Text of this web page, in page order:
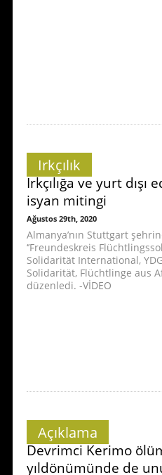
Irkçılık
Irkçılığa ve yurt dışı
isyan mitingi
Ağustos 29th, 2020
Almanya’nın Stuttgart
‘’Freundeskreis
Solidarität International,
Solidarität, Flüchtlinge aus
düzenledi. -VİDEO
Açıklama
Devrimci Kerimo
yıldönümünde de